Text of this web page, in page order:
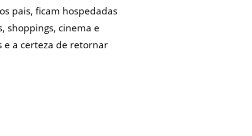
pais, ficam hospedadas
shoppings, cinema e
e a certeza de retornar